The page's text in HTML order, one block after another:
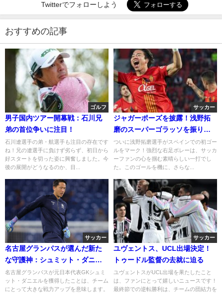
Twitterでフォローしよう
おすすめの記事
ゴルフ
男子国内ツアー開幕戦：石川兄
弟の首位争いに注目！
石川遼選手の弟・航選手も注目の存在です
ね！兄の遼選手に負けず劣らず、初日から
好スタートを切った姿に興奮しました。今
後の展開がどうなるのか、目...
サッカー
ジャガーポーズを披露！浅野拓
磨のスーパーゴラッソを振り返
る
ついに浅野拓磨選手がスペインでの初ゴー
ルをマーク！強烈な右足ボレーは、サッカ
ーファンの心を掴む素晴らしい一打でし
た。このゴールを機に、さらな...
サッカー
名古屋グランパスが選んだ新た
な守護神：シュミット・ダニエ
ルの挑戦
名古屋グランパスが元日本代表GKシュミ
ット・ダニエルを獲得したことは、チーム
にとって大きな戦力アップを意味します。
サッカー
ユヴェントス、UCL出場決定！
トゥードル監督の去就に迫る
ユヴェントスがUCL出場を果たしたこと
は、ファンにとって嬉しいニュースです！
最終節での逆転勝利は、チームの団結力を